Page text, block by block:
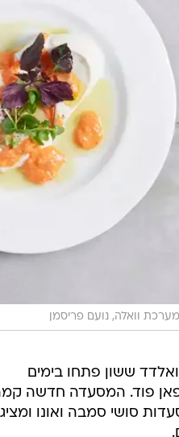
מערכת וואלה, נועם פריסמן
ששון פתחו בימים
סושי סמבה ואונו